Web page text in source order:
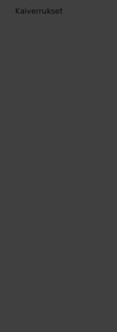
Kaiverrukset